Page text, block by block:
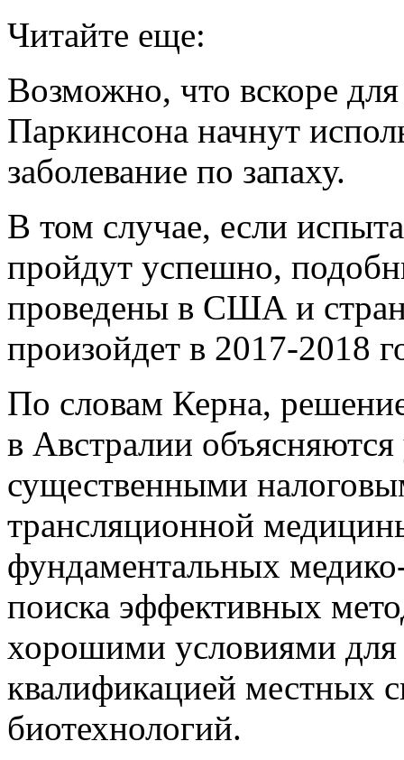
Читайте еще:
Возможно, что вскоре
Паркинсона начнут
заболевание по запаху.
В том случае, если
пройдут успешно,
проведены в США и
произойдет в 2017-2018
По словам Керна,
в Австралии
существенными
трансляционной
фундаментальных
поиска эффективных
хорошими условиями
квалификацией местных
биотехнологий.